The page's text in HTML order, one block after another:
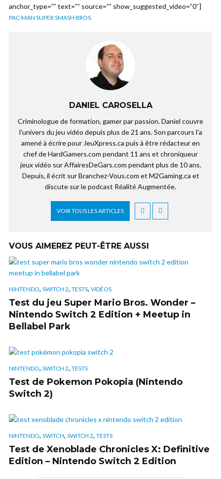
anchor_type=”” text=”” source=”” show_suggested_video=”0″]
PAC-MAN SUPER SMASH BROS.
DANIEL CAROSELLA
Criminologue de formation, gamer par passion. Daniel couvre
l'univers du jeu vidéo depuis plus de 21 ans. Son parcours l'a
amené à écrire pour JeuXpress.ca puis à être rédacteur en
chef de HardGamers.com pendant 11 ans et chroniqueur
jeux vidéo sur AffairesDeGars.com pendant plus de 10 ans.
Depuis, il écrit sur Branchez-Vous.com et M2Gaming.ca et
discute sur le podcast Réalité Augmentée.
VOIR TOUS LES ARTICLES
VOUS AIMEREZ PEUT-ÊTRE AUSSI
NINTENDO, SWITCH 2, TESTS, VIDÉOS
Test du jeu Super Mario Bros. Wonder –
Nintendo Switch 2 Edition + Meetup in
Bellabel Park
NINTENDO, SWITCH 2, TESTS
Test de Pokemon Pokopia (Nintendo
Switch 2)
NINTENDO, SWITCH, SWITCH 2, TESTS
Test de Xenoblade Chronicles X: Definitive
Edition – Nintendo Switch 2 Edition